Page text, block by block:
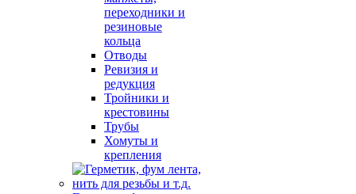
переходники и
резиновые
кольца
Отводы
Ревизия и
редукция
Тройники и
крестовины
Трубы
Хомуты и
крепления